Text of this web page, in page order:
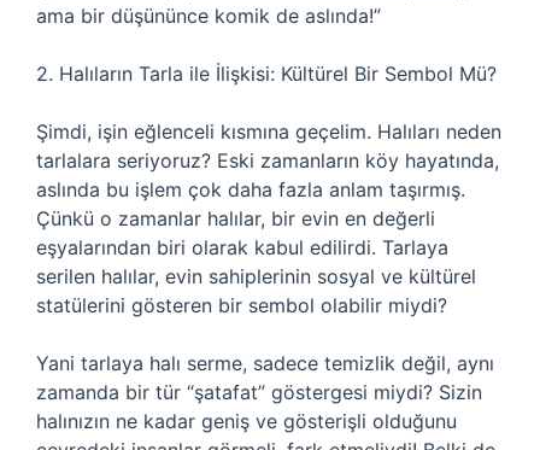
ama bir düşününce komik de aslında!”
2. Halıların Tarla ile İlişkisi: Kültürel Bir Sembol Mü?
Şimdi, işin eğlenceli kısmına geçelim. Halıları neden
tarlalara seriyoruz? Eski zamanların köy hayatında,
aslında bu işlem çok daha fazla anlam taşırmış.
Çünkü o zamanlar halılar, bir evin en değerli
eşyalarından biri olarak kabul edilirdi. Tarlaya
serilen halılar, evin sahiplerinin sosyal ve kültürel
statülerini gösteren bir sembol olabilir miydi?
Yani tarlaya halı serme, sadece temizlik değil, aynı
zamanda bir tür “şatafat” göstergesi miydi? Sizin
halınızın ne kadar geniş ve gösterişli olduğunu